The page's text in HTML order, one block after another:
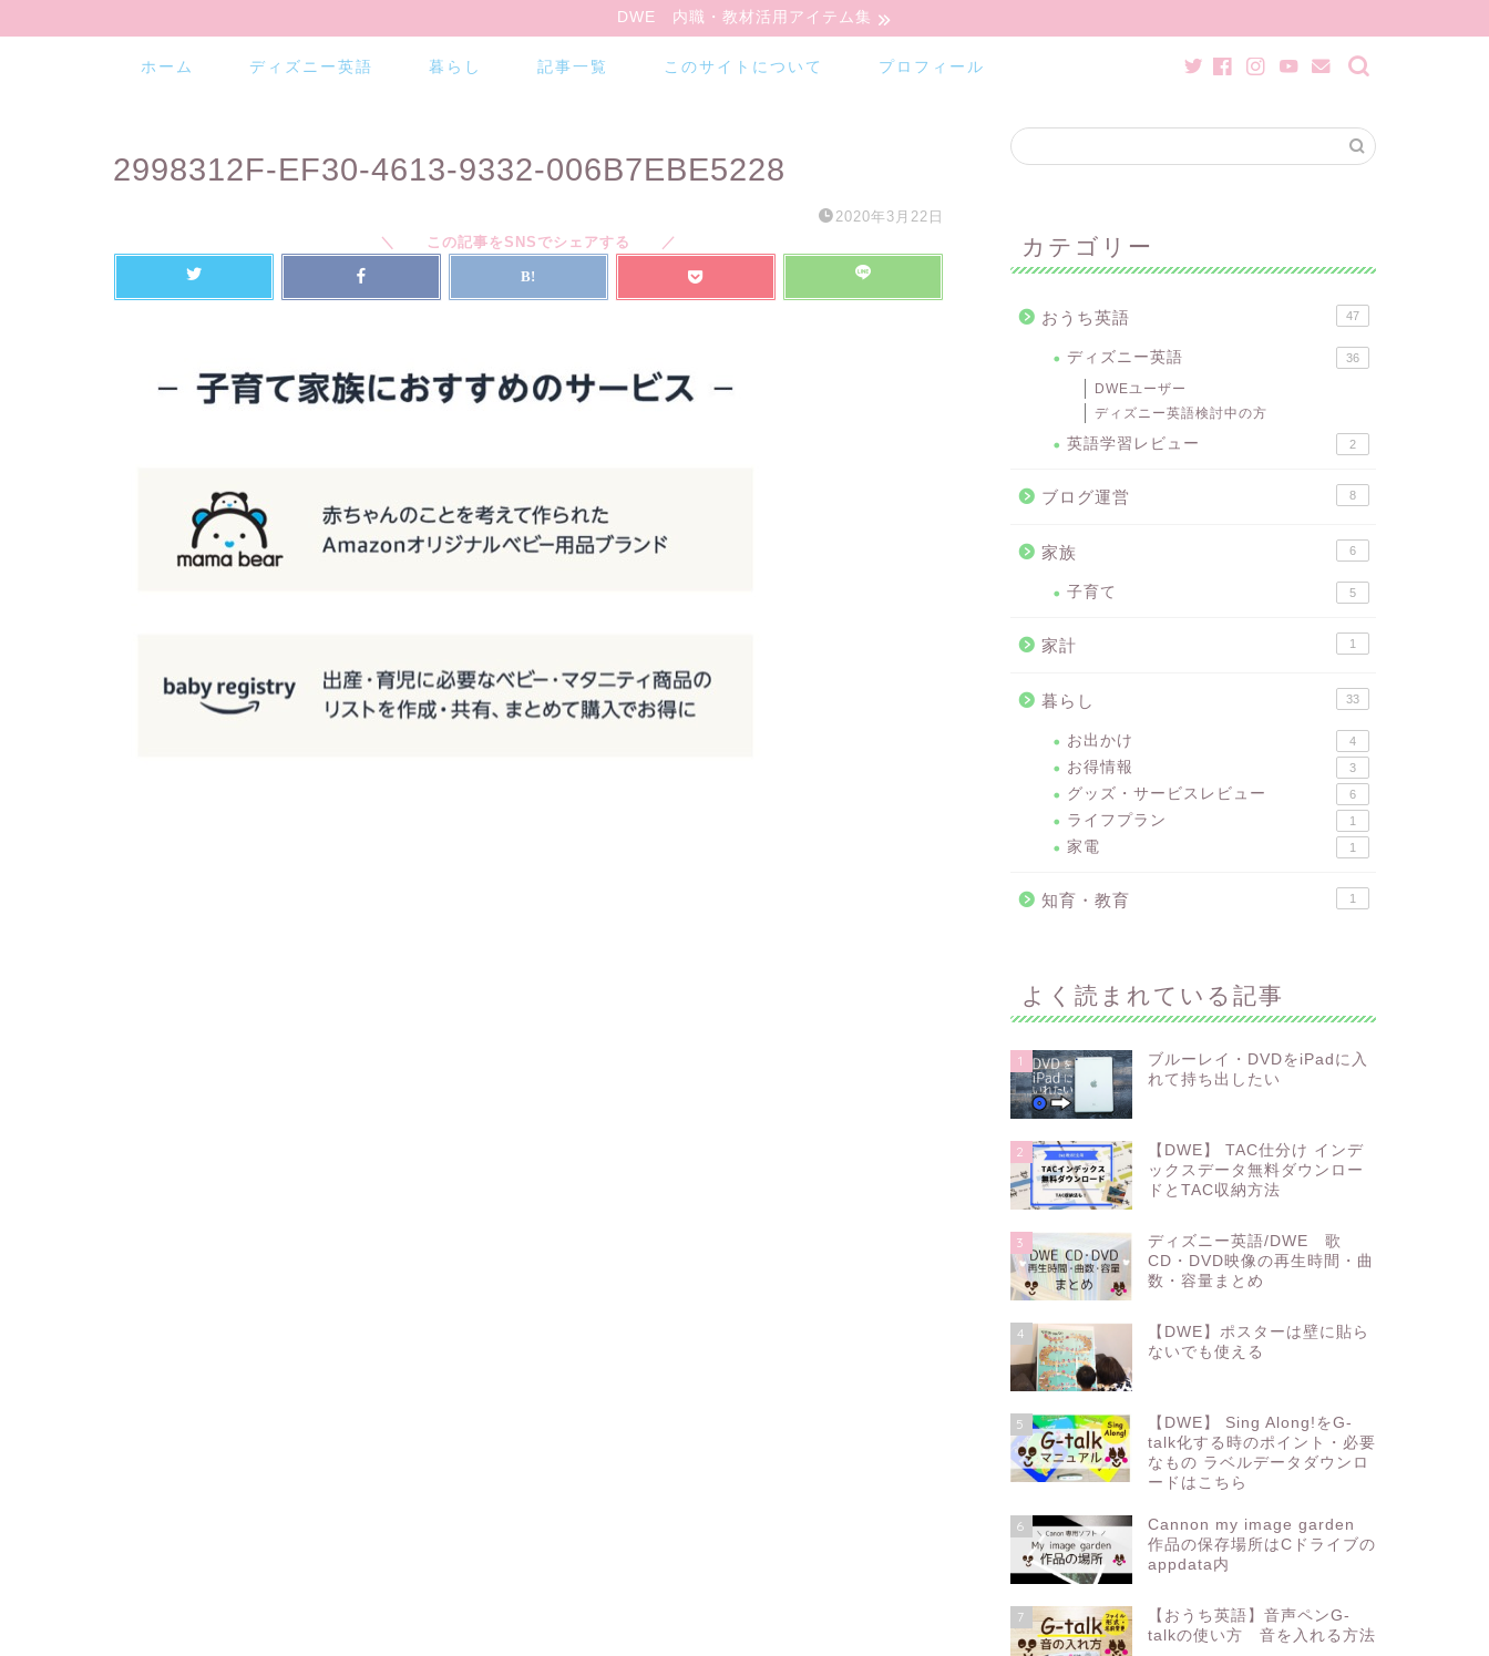
DWE 内職・教材活用アイテム集
ホーム ディズニー英語 暮らし 記事一覧 このサイトについて プロフィール
2998312F-EF30-4613-9332-006B7EBE5228
2020年3月22日
カテゴリー
おうち英語 47
ディズニー英語 36
DWEユーザー
ディズニー英語検討中の方
英語学習レビュー 2
ブログ運営 8
家族 6
子育て 5
家計 1
暮らし 33
お出かけ 4
お得情報 3
グッズ・サービスレビュー 6
ライフプラン 1
家電 1
知育・教育 1
よく読まれている記事
1
ブルーレイ・DVDをiPadに入
れて持ち出したい
2
【DWE】 TAC仕分け インデ
ックスデータ無料ダウンロー
ドとTAC収納方法
3
ディズニー英語/DWE 歌
CD・DVD映像の再生時間・曲
数・容量まとめ
4
【DWE】ポスターは壁に貼ら
ないでも使える
5
【DWE】 Sing Along!をG-
talk化する時のポイント・必要
なもの ラベルデータダウンロ
ードはこちら
6
Cannon my image garden
作品の保存場所はCドライブの
appdata内
7
【おうち英語】音声ペンG-
talkの使い方 音を入れる方法